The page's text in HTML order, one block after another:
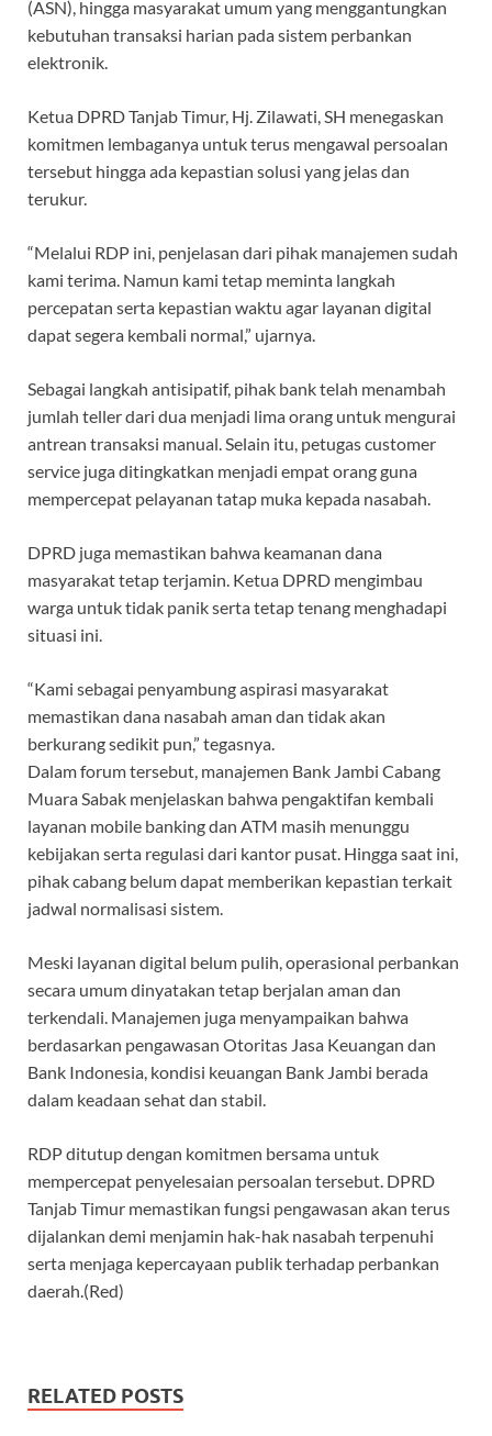
(ASN), hingga masyarakat umum yang menggantungkan
kebutuhan transaksi harian pada sistem perbankan
elektronik.
Ketua DPRD Tanjab Timur, Hj. Zilawati, SH menegaskan
komitmen lembaganya untuk terus mengawal persoalan
tersebut hingga ada kepastian solusi yang jelas dan
terukur.
“Melalui RDP ini, penjelasan dari pihak manajemen sudah
kami terima. Namun kami tetap meminta langkah
percepatan serta kepastian waktu agar layanan digital
dapat segera kembali normal,” ujarnya.
Sebagai langkah antisipatif, pihak bank telah menambah
jumlah teller dari dua menjadi lima orang untuk mengurai
antrean transaksi manual. Selain itu, petugas customer
service juga ditingkatkan menjadi empat orang guna
mempercepat pelayanan tatap muka kepada nasabah.
DPRD juga memastikan bahwa keamanan dana
masyarakat tetap terjamin. Ketua DPRD mengimbau
warga untuk tidak panik serta tetap tenang menghadapi
situasi ini.
“Kami sebagai penyambung aspirasi masyarakat
memastikan dana nasabah aman dan tidak akan
berkurang sedikit pun,” tegasnya.
Dalam forum tersebut, manajemen Bank Jambi Cabang
Muara Sabak menjelaskan bahwa pengaktifan kembali
layanan mobile banking dan ATM masih menunggu
kebijakan serta regulasi dari kantor pusat. Hingga saat ini,
pihak cabang belum dapat memberikan kepastian terkait
jadwal normalisasi sistem.
Meski layanan digital belum pulih, operasional perbankan
secara umum dinyatakan tetap berjalan aman dan
terkendali. Manajemen juga menyampaikan bahwa
berdasarkan pengawasan Otoritas Jasa Keuangan dan
Bank Indonesia, kondisi keuangan Bank Jambi berada
dalam keadaan sehat dan stabil.
RDP ditutup dengan komitmen bersama untuk
mempercepat penyelesaian persoalan tersebut. DPRD
Tanjab Timur memastikan fungsi pengawasan akan terus
dijalankan demi menjamin hak-hak nasabah terpenuhi
serta menjaga kepercayaan publik terhadap perbankan
daerah.(Red)
RELATED POSTS